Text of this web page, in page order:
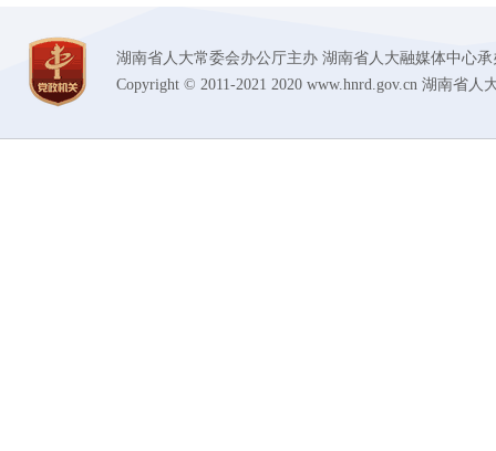
湖南省人大常委会办公厅主办 湖南省人大融媒体中心
Copyright © 2011-2021 2020 www.hnrd.gov.cn 湖南省